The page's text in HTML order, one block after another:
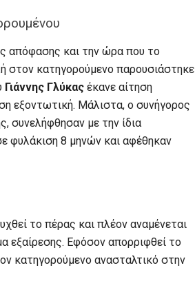
απόφασης και την ώρα που το
στον κατηγορούμενο παρουσιάστηκε
Γιάννης Γλύκας έκανε αίτηση
εξοντωτική. Μάλιστα, ο συνήγορος
συνελήφθησαν με την ίδια
φυλάκιση 8 μηνών και αφέθηκαν
το πέρας και πλέον αναμένεται
εξαίρεσης. Εφόσον απορριφθεί το
κατηγορούμενο ανασταλτικό στην